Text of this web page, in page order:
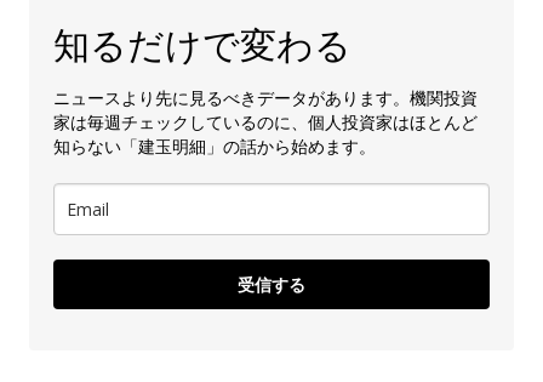
知るだけで変わる
ニュースより先に見るべきデータがあります。機関投資
家は毎週チェックしているのに、個人投資家はほとんど
知らない「建玉明細」の話から始めます。
受信する